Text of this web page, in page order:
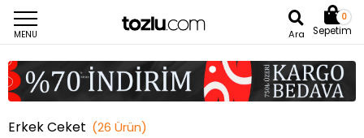
MENU Ara
0
Sepetim
Erkek Ceket (26 Ürün)